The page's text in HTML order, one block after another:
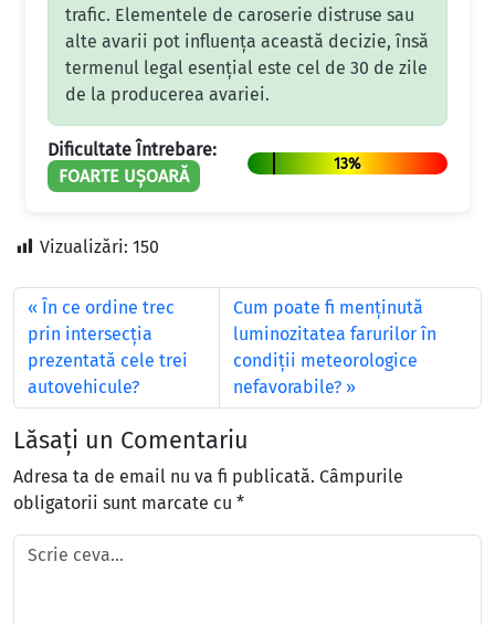
trafic. Elementele de caroserie distruse sau
alte avarii pot influența această decizie, însă
termenul legal esențial este cel de 30 de zile
de la producerea avariei.
Dificultate Întrebare:
FOARTE UȘOARĂ
13%
Vizualizări: 150
În ce ordine trec
prin intersecția
prezentată cele trei
autovehicule?
Cum poate fi menţinută
luminozitatea farurilor în
condiţii meteorologice
nefavorabile?
Lăsați un Comentariu
Adresa ta de email nu va fi publicată. Câmpurile
obligatorii sunt marcate cu *